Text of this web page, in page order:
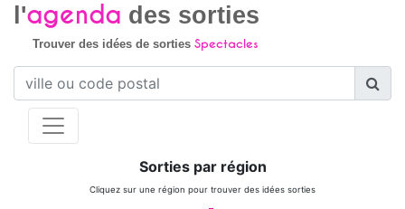
l'agenda des sorties
Trouver des idées de sorties Spectacles
Sorties par région
Cliquez sur une région pour trouver des idées sorties